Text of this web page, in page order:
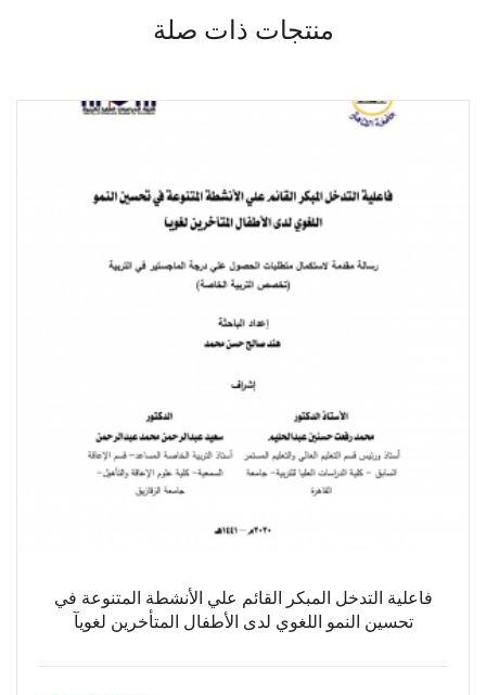
منتجات ذات صلة
فاعلية التدخل المبكر القائم علي الأنشطة المتنوعة في
تحسين النمو اللغوي لدى الأطفال المتأخرين لغويآ